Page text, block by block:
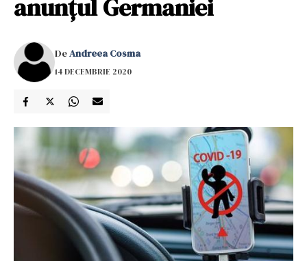
anunţul Germaniei
DeAndreea Cosma
14 DECEMBRIE 2020